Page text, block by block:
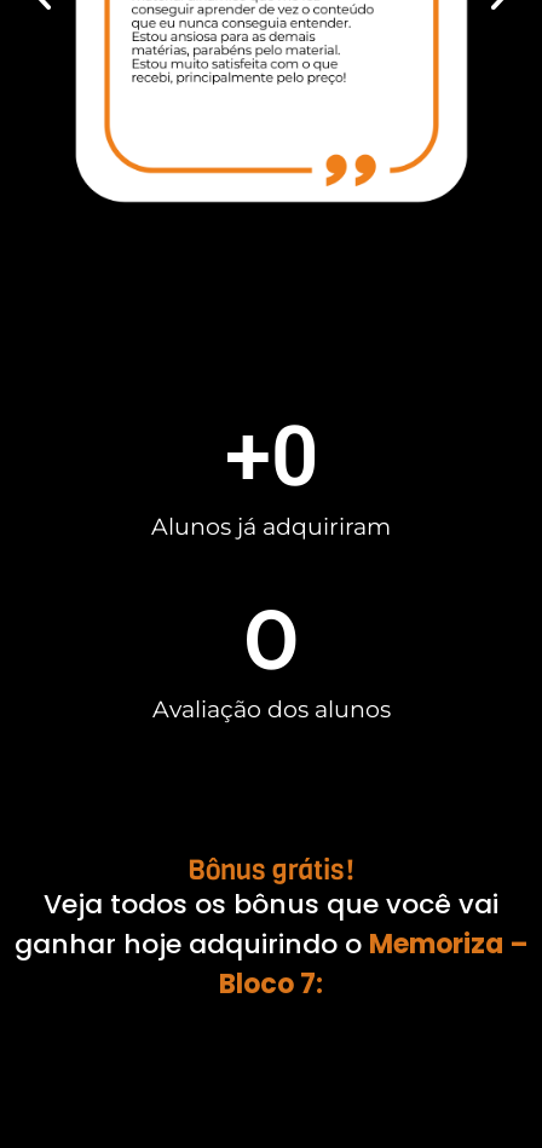
Alunos já adquiriram
+0
Avaliação dos alunos
0
Bônus grátis!
Veja todos os bônus que você vai
ganhar hoje adquirindo o Memoriza –
Bloco 7: